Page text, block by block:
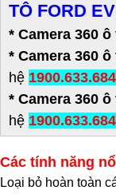
TÔ FORD
* Camera 360
* Camera 360
hệ
* Camera 360
hệ
Các tính năng
Loại bỏ hoàn toàn